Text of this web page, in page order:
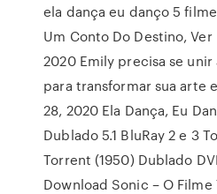
ela dança eu danço 5
Um Conto Do Destino,
2020 Emily precisa se
para transformar sua arte
28, 2020 Ela Dança, Eu
Dublado 5.1 BluRay 2 e 3
Torrent (1950) Dublado
Download Sonic – O